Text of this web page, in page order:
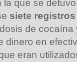
la que se
siete
de
dinero en
eran